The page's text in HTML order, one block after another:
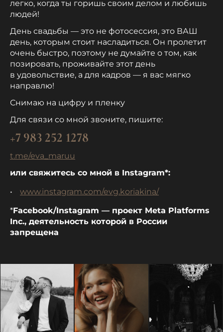
легко, когда ты горишь своим делом и любишь
людей!
День свадьбы — это не фотосессия, это ВАШ
день, которым стоит насладиться. Он пролетит
очень быстро, поэтому не думайте о том, как
позировать, проживайте этот день
в удовольствие, а для кадров — я вас мягко
направлю!
Снимаю на цифру и пленку
Для связи со мной звоните, пишите:
+7 983 252 1278
t.me/eva_maruu
или свяжитесь со мной в Instagram*:
www.instagram.com/evg.koriakina/
*Facebook/Instagram — проект Meta Platforms
Inc., деятельность которой в России
запрещена